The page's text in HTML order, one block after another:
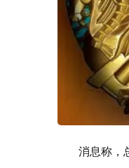
消息称，